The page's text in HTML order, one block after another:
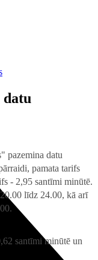
pazemina datu
pamata tarifs
- 2,95 santīmi minūtē.
līdz 24.00, kā arī
santīmi minūtē un